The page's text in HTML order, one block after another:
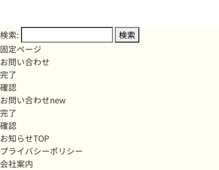
検索:
固定ページ
お問い合わせ
完了
確認
お問い合わせnew
完了
確認
お知らせTOP
プライバシーポリシー
会社案内